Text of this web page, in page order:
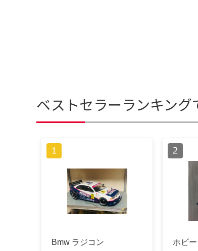
ベストセラーランキング
Bmw ラジコン ホビ